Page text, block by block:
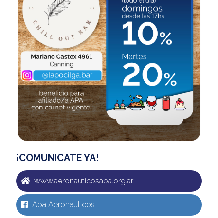
¡COMUNICATE YA!
www.aeronauticosapa.org.ar
Apa Aeronauticos